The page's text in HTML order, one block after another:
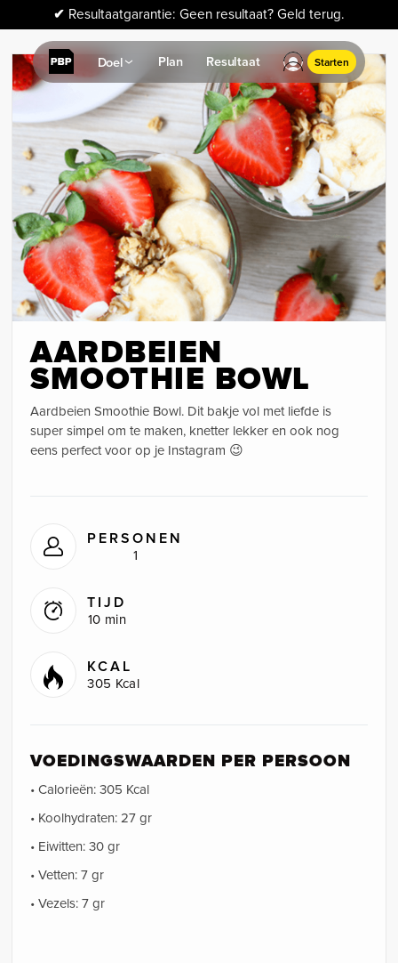
✔ Resultaatgarantie: Geen resultaat? Geld terug.
Doel Plan Resultaat Starten
AARDBEIEN
SMOOTHIE BOWL
Aardbeien Smoothie Bowl. Dit bakje vol met liefde is
super simpel om te maken, knetter lekker en ook nog
eens perfect voor op je Instagram 😉
PERSONEN
1
TIJD
10 min
KCAL
305 Kcal
VOEDINGSWAARDEN PER PERSOON
• Calorieën: 305 Kcal
• Koolhydraten: 27 gr
• Eiwitten: 30 gr
• Vetten: 7 gr
• Vezels: 7 gr